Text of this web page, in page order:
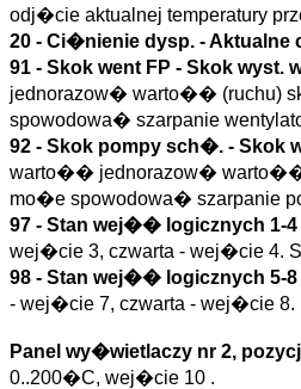
odj�cie aktualnej temperatury
20 - Ci�nienie dysp. - Aktualne
91 - Skok went FP - Skok wyst.
jednorazow� warto�� (ruchu)
spowodowa� szarpanie
92 - Skok pompy sch�. - Skok
warto�� jednorazow� warto��
mo�e spowodowa� szarpanie
97 - Stan wej�� logicznych 1-4
wej�cie 3, czwarta - wej�cie 4.
98 - Stan wej�� logicznych 5-8
- wej�cie 7, czwarta - wej�cie 8.
Panel wy�wietlaczy nr 2,
0..200�C, wej�cie 10 .